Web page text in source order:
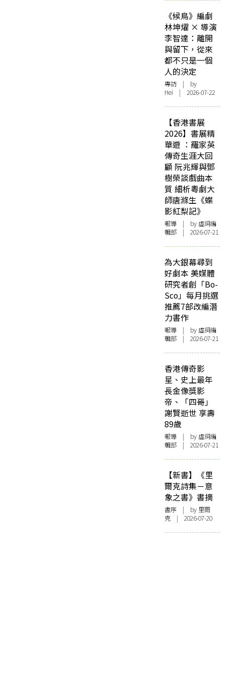
《候鳥》編劇
林坤燿 × 導演
李智達：離開
與留下，從來
都不只是一個
人的決定
專訪 | by
Hei | 2026-07-22
【香港書展
2026】書展精
華遊 ：羅家英
傳奇生涯大回
顧 阮兆輝與鄧
樹榮談戲曲本
質 細析粵劇大
師唐滌生《蝶
影紅梨記》
報導 | by 虛詞編
輯部 | 2026-07-21
為大銀幕尋到
好劇本 美媒體
研究者創「Bo-
Sco」每月挑選
推薦7部改編潛
力書作
報導 | by 虛詞編
輯部 | 2026-07-21
香港傳奇影
星、史上最年
長金像獎影
帝、「四哥」
謝賢逝世 享壽
89歲
報導 | by 虛詞編
輯部 | 2026-07-21
【新書】《里
爾克詩集－意
象之書》書摘
書序 | by 里爾
克 | 2026-07-20